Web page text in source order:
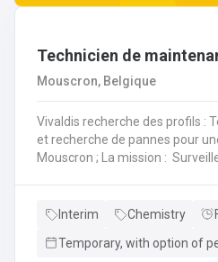
Technicien de
Mouscron, Belgique
Vivaldis recherche des profils :
et recherche de pannes pour
Mouscron ; La mission :
d'assurer un fonctionnement
les arrêts de production.Veiller
Interim Chemistry
Temporary, with option of